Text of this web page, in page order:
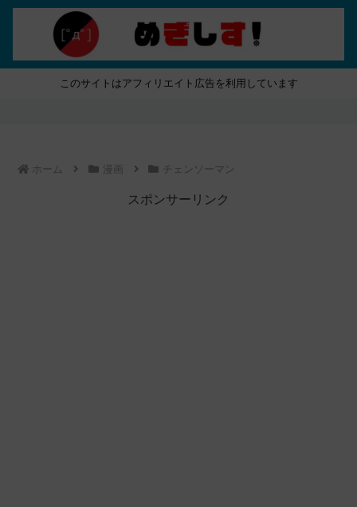
このサイトはアフィリエイト広告を利用しています
ホーム 漫画 チェンソーマン
スポンサーリンク